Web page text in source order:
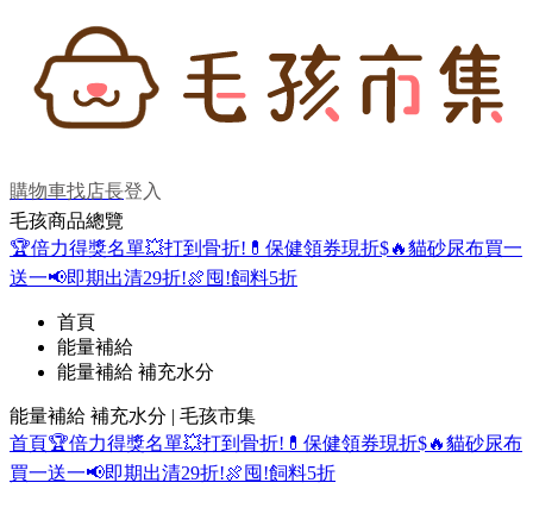
購物車找店長登入
毛孩商品總覽
🏆倍力得獎名單💥打到骨折! 💊保健領券現折$🔥貓砂尿布買一
送一📢即期出清29折!🍖囤!飼料5折
首頁
能量補給
能量補給 補充水分
能量補給 補充水分 | 毛孩市集
首頁🏆倍力得獎名單💥打到骨折! 💊保健領券現折$🔥貓砂尿布
買一送一📢即期出清29折!🍖囤!飼料5折